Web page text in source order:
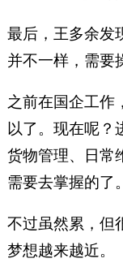
最后，王多余发
并不一样，需要
之前在国企工作
以了。现在呢？
货物管理、日常
需要去掌握的了。
不过虽然累，但
梦想越来越近。